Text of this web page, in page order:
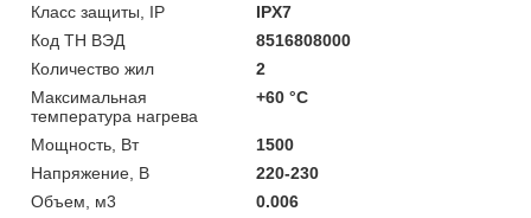
Класс защиты, IP
IPX7
Код ТН ВЭД
8516808000
Количество жил
2
Максимальная
температура нагрева
+60 °С
Мощность, Вт
1500
Напряжение, В
220-230
Объем, м3
0.006